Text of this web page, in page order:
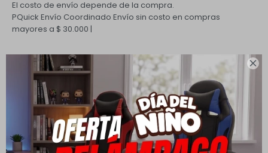

El costo de envío depende de la compra.
PQuick Envío Coordinado Envío sin costo en compras
mayores a $ 30.000 |
Cambios y Devoluciones
Todas las compras realizadas tienen un plazo de 5 días para
su cambio.
Ver mas
Medios de pago